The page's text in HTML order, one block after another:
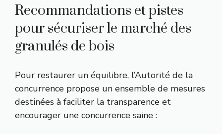
Recommandations et pistes
pour sécuriser le marché des
granulés de bois
Pour restaurer un équilibre, l’Autorité de la
concurrence propose un ensemble de mesures
destinées à faciliter la transparence et
encourager une concurrence saine :